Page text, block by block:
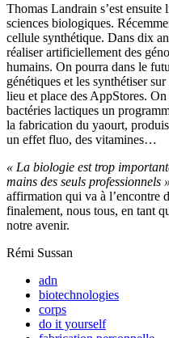
Thomas Landrain s’est
sciences biologiques.
cellule synthétique. Dans dix
réaliser artificiellement des
humains. On pourra dans le
génétiques et les synthétiser
lieu et place des AppStores.
bactéries lactiques un
la fabrication du yaourt,
un effet fluo, des vitamines…
« La biologie est trop
mains des seuls professionnels »
affirmation qui va à l’encontre
finalement, nous tous, en tant
notre avenir.
Rémi Sussan
adn
biotechnologies
corps
do it yourself